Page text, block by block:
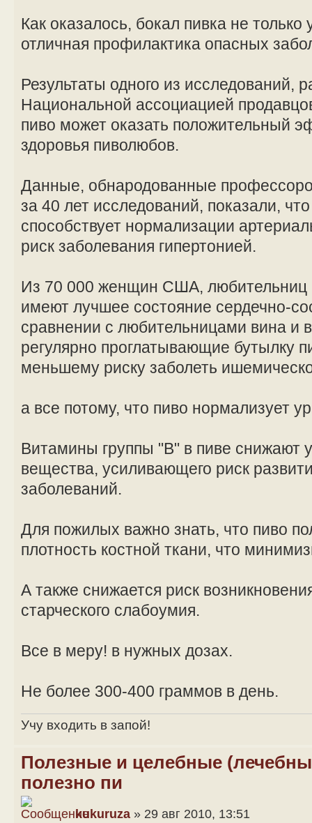
Как оказалось, бокал пивка не только
отличная профилактика опасных
Результаты одного из исследований,
Национальной ассоциацией
пиво может оказать положительный
здоровья пиволюбов.
Данные, обнародованные
за 40 лет исследований, показали,
способствует нормализации
риск заболевания гипертонией.
Из 70 000 женщин США, любительниц
имеют лучшее состояние сердечно-
сравнении с любительницами вина и
регулярно проглатывающие бутылку
меньшему риску заболеть
а все потому, что пиво нормализует
Витамины группы "B" в пиве снижают
вещества, усиливающего риск
заболеваний.
Для пожилых важно знать, что пиво
плотность костной ткани, что
А также снижается риск
старческого слабоумия.
Все в меру! в нужных дозах.
Не более 300-400 граммов в день.
Учу входить в запой!
Полезные и целебные
полезно пи
kukuruza » 29 авг 2010, 13:51